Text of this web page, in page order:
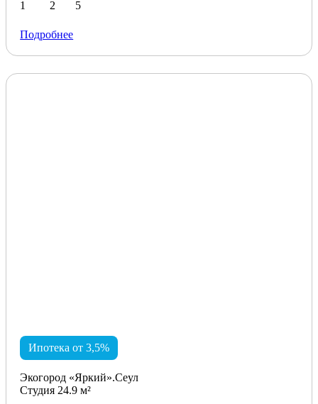
1 2 5
Подробнее
Ипотека от 3,5%
Экогород «Яркий».Сеул
Студия 24.9 м²